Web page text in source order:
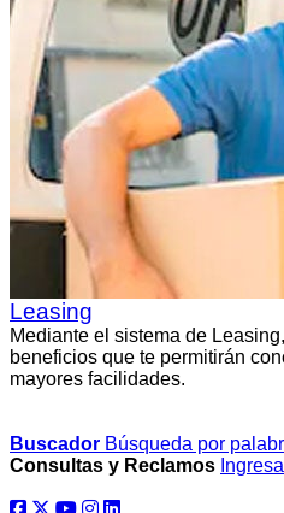
Leasing
Mediante el sistema de
beneficios que te permitirán
mayores facilidades.
Buscador Búsqueda por
Consultas y Reclamos